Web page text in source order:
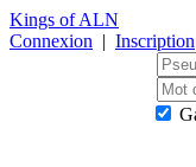
Kings of ALN
Connexion | Inscription